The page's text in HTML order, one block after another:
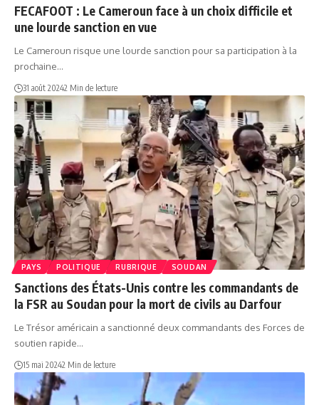
FECAFOOT : Le Cameroun face à un choix difficile et
une lourde sanction en vue
Le Cameroun risque une lourde sanction pour sa participation à la
prochaine…
31 août 20242 Min de lecture
PAYS POLITIQUE RUBRIQUE SOUDAN
Sanctions des États-Unis contre les commandants de
la FSR au Soudan pour la mort de civils au Darfour
Le Trésor américain a sanctionné deux commandants des Forces de
soutien rapide…
15 mai 20242 Min de lecture